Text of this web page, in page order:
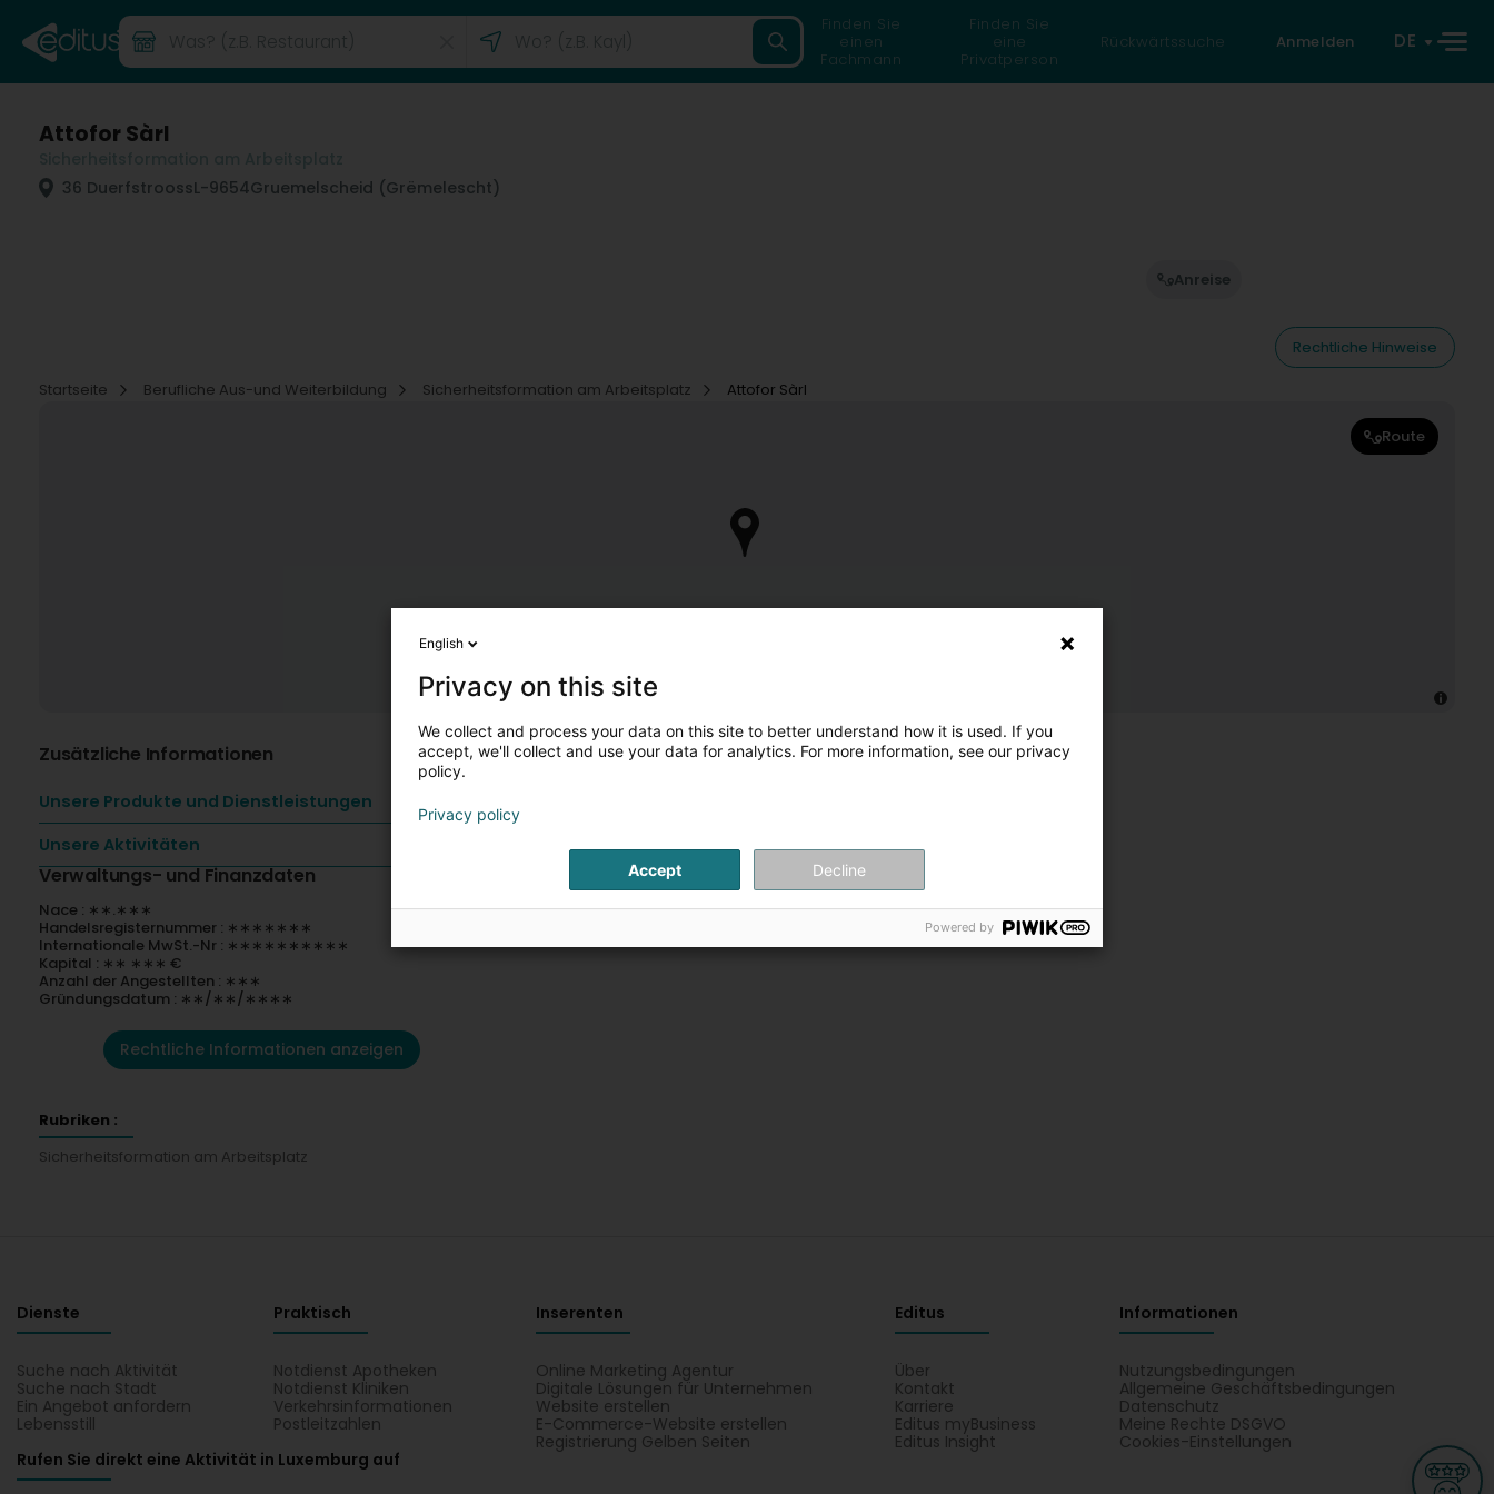
Finden Sie
einen
Fachmann
Finden Sie
eine
Privatperson
Rückwärtssuche Anmelden DE
Attofor Sàrl
36 DuerfstroossL-9654Gruemelscheid (Grëmelescht)
Anreise
Rechtliche Hinweise
Startseite
Berufliche Aus-und Weiterbildung Sicherheitsformation am Arbeitsplatz Attofor Sàrl
Route
Zusätzliche Informationen
Unsere Produkte und Dienstleistungen
Unsere Aktivitäten
Verwaltungs- und Finanzdaten
Nace : ∗∗.∗∗∗
Handelsregisternummer : ∗∗∗∗∗∗∗
Internationale MwSt.-Nr : ∗∗∗∗∗∗∗∗∗∗
Kapital : ∗∗ ∗∗∗ €
Anzahl der Angestellten : ∗∗∗
Gründungsdatum : ∗∗/∗∗/∗∗∗∗
Rechtliche Informationen anzeigen
Rubriken :
Sicherheitsformation am Arbeitsplatz
Dienste
Suche nach Aktivität
Suche nach Stadt
Ein Angebot anfordern
Lebensstill
Praktisch
Notdienst Apotheken
Notdienst Kliniken
Verkehrsinformationen
Postleitzahlen
Inserenten
Online Marketing Agentur
Digitale Lösungen für Unternehmen
Website erstellen
E-Commerce-Website erstellen
Registrierung Gelben Seiten
Editus
Über
Kontakt
Karriere
Editus myBusiness
Editus Insight
Informationen
Nutzungsbedingungen
Allgemeine Geschäftsbedingungen
Datenschutz
Meine Rechte DSGVO
Cookies-Einstellungen
Rufen Sie direkt eine Aktivität in Luxemburg auf
English
Privacy on this site
We collect and process your data on this site to better understand how it is used. If you
accept, we'll collect and use your data for analytics. For more information, see our privacy
policy.
Privacy policy
Accept Decline
Powered by